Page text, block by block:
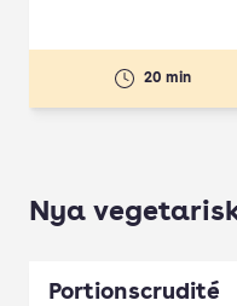
20 min
Nya
Portionscrudité